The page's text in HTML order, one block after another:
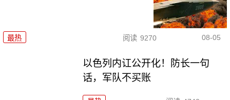
最热 阅读 9270 08-05
以色列内讧公开化！防长一句
话，军队不买账